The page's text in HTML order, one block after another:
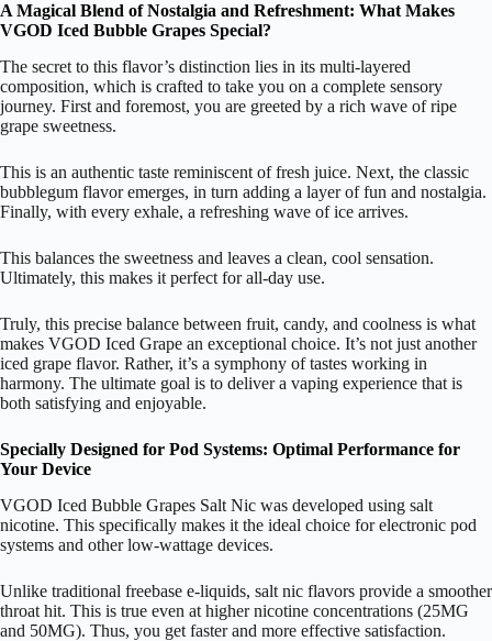
A Magical Blend of Nostalgia and Refreshment: What Makes
VGOD Iced Bubble Grapes Special?
The secret to this flavor’s distinction lies in its multi-layered
composition, which is crafted to take you on a complete sensory
journey. First and foremost, you are greeted by a rich wave of ripe
grape sweetness.
This is an authentic taste reminiscent of fresh juice. Next, the classic
bubblegum flavor emerges, in turn adding a layer of fun and nostalgia.
Finally, with every exhale, a refreshing wave of ice arrives.
This balances the sweetness and leaves a clean, cool sensation.
Ultimately, this makes it perfect for all-day use.
Truly, this precise balance between fruit, candy, and coolness is what
makes VGOD Iced Grape an exceptional choice. It’s not just another
iced grape flavor. Rather, it’s a symphony of tastes working in
harmony. The ultimate goal is to deliver a vaping experience that is
both satisfying and enjoyable.
Specially Designed for Pod Systems: Optimal Performance for
Your Device
VGOD Iced Bubble Grapes Salt Nic was developed using salt
nicotine. This specifically makes it the ideal choice for electronic pod
systems and other low-wattage devices.
Unlike traditional freebase e-liquids, salt nic flavors provide a smoother
throat hit. This is true even at higher nicotine concentrations (25MG
and 50MG). Thus, you get faster and more effective satisfaction.